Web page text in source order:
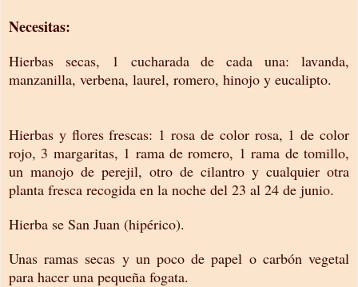
Necesitas:
Hierbas secas, 1 cucharada de cada una: lavanda,
manzanilla, verbena, laurel, romero, hinojo y eucalipto.
Hierbas y flores frescas: 1 rosa de color rosa, 1 de color
rojo, 3 margaritas, 1 rama de romero, 1 rama de tomillo,
un manojo de perejil, otro de cilantro y cualquier otra
planta fresca recogida en la noche del 23 al 24 de junio.
Hierba se San Juan (hipérico).
Unas ramas secas y un poco de papel o carbón vegetal
para hacer una pequeña fogata.